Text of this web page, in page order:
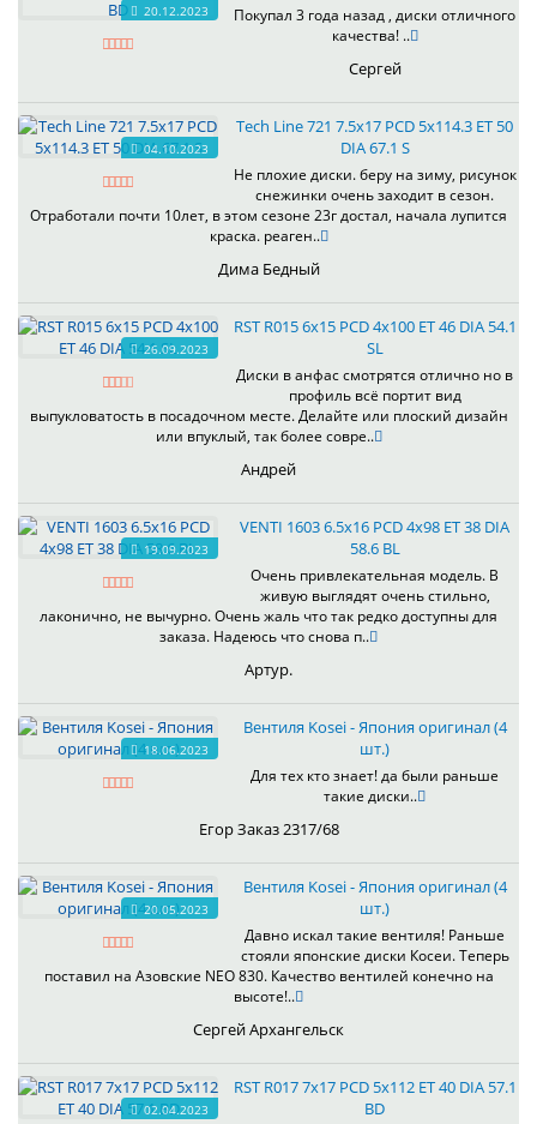
20.12.2023
Покупал 3 года назад , диски отличного
качества! ..
Сергей
04.10.2023
Tech Line 721 7.5x17 PCD 5x114.3 ET 50
DIA 67.1 S
Не плохие диски. беру на зиму, рисунок
снежинки очень заходит в сезон.
Отработали почти 10лет, в этом сезоне 23г достал, начала лупится
краска. реаген..
Дима Бедный
26.09.2023
RST R015 6x15 PCD 4x100 ET 46 DIA 54.1
SL
Диски в анфас смотрятся отлично но в
профиль всё портит вид
выпукловатость в посадочном месте. Делайте или плоский дизайн
или впуклый, так более совре..
Андрей
19.09.2023
VENTI 1603 6.5x16 PCD 4x98 ET 38 DIA
58.6 BL
Очень привлекательная модель. В
живую выглядят очень стильно,
лаконично, не вычурно. Очень жаль что так редко доступны для
заказа. Надеюсь что снова п..
Артур.
18.06.2023
Вентиля Kosei - Япония оригинал (4
шт.)
Для тех кто знает! да были раньше
такие диски..
Егор Заказ 2317/68
20.05.2023
Вентиля Kosei - Япония оригинал (4
шт.)
Давно искал такие вентиля! Раньше
стояли японские диски Косеи. Теперь
поставил на Азовские NEO 830. Качество вентилей конечно на
высоте!..
Сергей Архангельск
02.04.2023
RST R017 7x17 PCD 5x112 ET 40 DIA 57.1
BD